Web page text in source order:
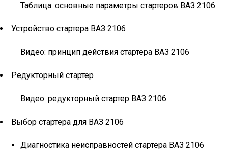
Таблица: основные параметры стартеров ВАЗ 2106
Устройство стартера ВАЗ 2106
Видео: принцип действия стартера ВАЗ 2106
Редукторный стартер
Видео: редукторный стартер ВАЗ 2106
Выбор стартера для ВАЗ 2106
Диагностика неисправностей стартера ВАЗ 2106